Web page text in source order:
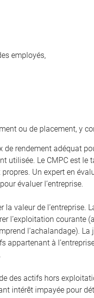
employés,
ou de placement, y
rendement adéquat
utilisée. Le CMPC est le
Un expert en
évaluer l’entreprise.
valeur de l’entreprise.
l’exploitation courante
l’achalandage).
appartenant à
des actifs hors
intérêt impayée pour